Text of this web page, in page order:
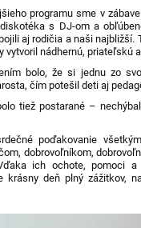
programu sme v
s DJ-om a
aj rodičia a naši najbližší.
vytvoril nádhernú, priateľskú
bolo, že si jednu zo
, čím potešil deti aj
tiež postarané –
poďakovanie
dobrovoľníkom,
ich ochote, pomoci a
krásny deň plný zážitkov,